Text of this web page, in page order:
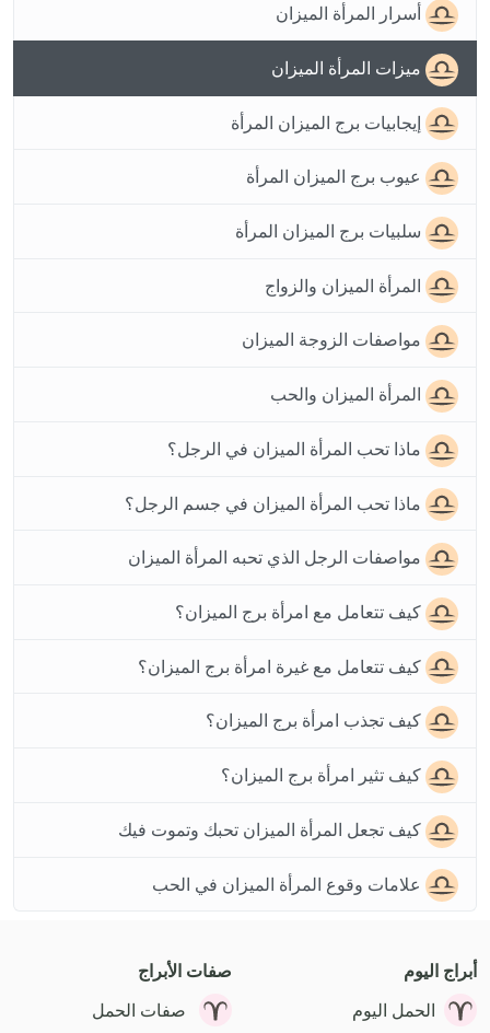
أسرار المرأة الميزان
ميزات المرأة الميزان
إيجابيات برج الميزان المرأة
عيوب برج الميزان المرأة
سلبيات برج الميزان المرأة
المرأة الميزان والزواج
مواصفات الزوجة الميزان
المرأة الميزان والحب
ماذا تحب المرأة الميزان في الرجل؟
ماذا تحب المرأة الميزان في جسم الرجل؟
مواصفات الرجل الذي تحبه المرأة الميزان
كيف تتعامل مع امرأة برج الميزان؟
كيف تتعامل مع غيرة امرأة برج الميزان؟
كيف تجذب امرأة برج الميزان؟
كيف تثير امرأة برج الميزان؟
كيف تجعل المرأة الميزان تحبك وتموت فيك
علامات وقوع المرأة الميزان في الحب
أبراج اليوم
الحمل اليوم
صفات الأبراج
صفات الحمل